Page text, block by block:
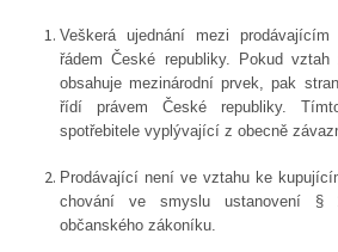
Veškerá ujednání mezi
řádem České republiky. Pokud
obsahuje mezinárodní prvek, pak
řídí právem České republiky.
spotřebitele vyplývající z obecně
Prodávající není ve vztahu ke
chování ve smyslu ustanovení
občanského zákoníku.